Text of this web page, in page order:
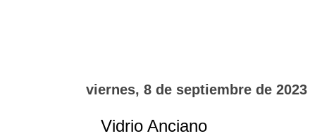
viernes, 8 de septiembre de 2023
Vidrio Anciano